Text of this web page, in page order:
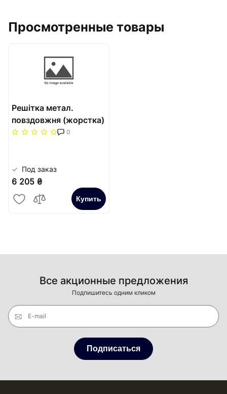
Просмотренные товары
Решітка метал.
повздовжня (жорстка)
380/1250 Carrera
0
Под заказ
6 205 ₴
Купить
Все акционные предложения
Подпишитесь одним кликом
E-mail
Подписаться